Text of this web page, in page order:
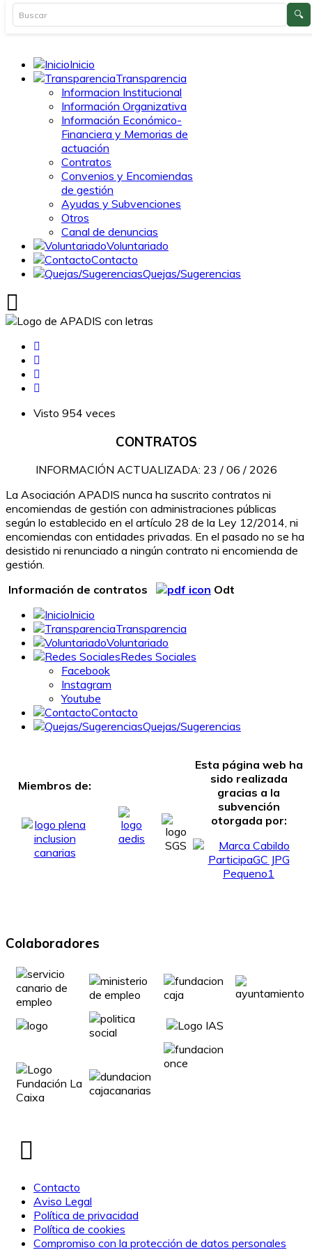
Inicio
Transparencia
Informacion Institucional
Información Organizativa
Información Económico-
Financiera y Memorias de
actuación
Contratos
Convenios y Encomiendas
de gestión
Ayudas y Subvenciones
Otros
Canal de denuncias
Voluntariado
Contacto
Quejas/Sugerencias
Visto 954 veces
CONTRATOS
INFORMACIÓN ACTUALIZADA: 23 / 06 / 2026
La Asociación APADIS nunca ha suscrito contratos ni
encomiendas de gestión con administraciones públicas
según lo establecido en el artículo 28 de la Ley 12/2014, ni
encomiendas con entidades privadas. En el pasado no se ha
desistido ni renunciado a ningún contrato ni encomienda de
gestión.
Información de contratos
Odt
Inicio
Transparencia
Voluntariado
Redes Sociales
Facebook
Instagram
Youtube
Contacto
Quejas/Sugerencias
Miembros de:
Esta página web ha
sido realizada
gracias a la
subvención
otorgada por:
Colaboradores
arriba
Contacto
Aviso Legal
Política de privacidad
Política de cookies
Compromiso con la protección de datos personales